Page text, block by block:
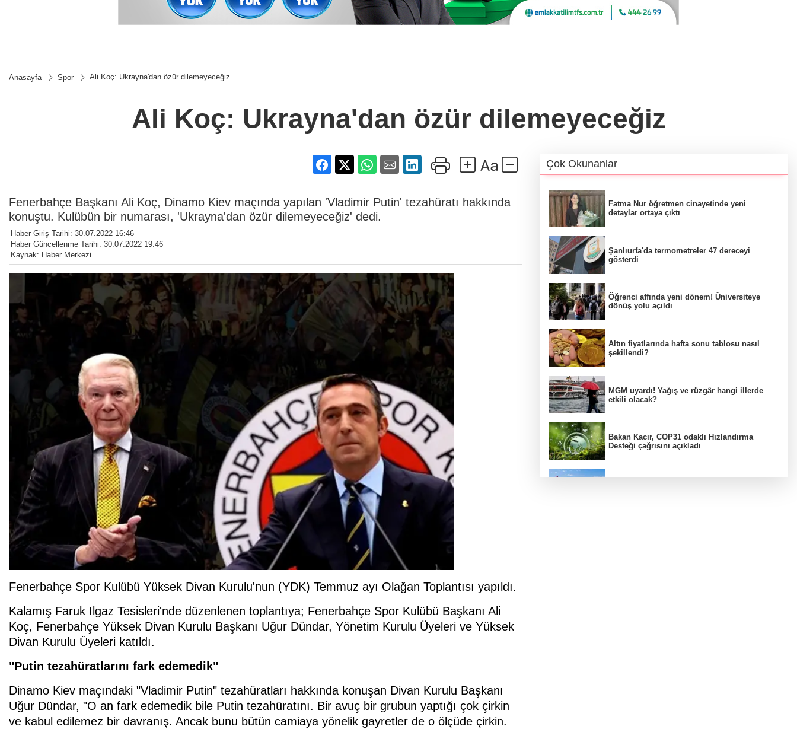
Anasayfa Spor Ali Koç: Ukrayna'dan özür dilemeyeceğiz
Ali Koç: Ukrayna'dan özür dilemeyeceğiz
Fenerbahçe Başkanı Ali Koç, Dinamo Kiev maçında yapılan 'Vladimir Putin' tezahüratı hakkında
konuştu. Kulübün bir numarası, 'Ukrayna'dan özür dilemeyeceğiz' dedi.
Haber Giriş Tarihi: 30.07.2022 16:46
Haber Güncellenme Tarihi: 30.07.2022 19:46
Kaynak: Haber Merkezi
Fenerbahçe Spor Kulübü Yüksek Divan Kurulu'nun (YDK) Temmuz ayı Olağan Toplantısı yapıldı.
Kalamış Faruk Ilgaz Tesisleri'nde düzenlenen toplantıya; Fenerbahçe Spor Kulübü Başkanı Ali
Koç, Fenerbahçe Yüksek Divan Kurulu Başkanı Uğur Dündar, Yönetim Kurulu Üyeleri ve Yüksek
Divan Kurulu Üyeleri katıldı.
"Putin tezahüratlarını fark edemedik"
Dinamo Kiev maçındaki "Vladimir Putin" tezahüratları hakkında konuşan Divan Kurulu Başkanı
Uğur Dündar, "O an fark edemedik bile Putin tezahüratını. Bir avuç bir grubun yaptığı çok çirkin
ve kabul edilemez bir davranış. Ancak bunu bütün camiaya yönelik gayretler de o ölçüde çirkin.
Çok Okunanlar
Fatma Nur öğretmen cinayetinde yeni
detaylar ortaya çıktı
Şanlıurfa'da termometreler 47 dereceyi
gösterdi
Öğrenci affında yeni dönem! Üniversiteye
dönüş yolu açıldı
Altın fiyatlarında hafta sonu tablosu nasıl
şekillendi?
MGM uyardı! Yağış ve rüzgâr hangi illerde
etkili olacak?
Bakan Kacır, COP31 odaklı Hızlandırma
Desteği çağrısını açıkladı